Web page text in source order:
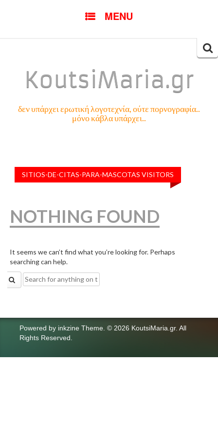
MENU
KoutsiMaria.gr
δεν υπάρχει ερωτική λογοτεχνία, ούτε πορνογραφία..
μόνο κάβλα υπάρχει..
SITIOS-DE-CITAS-PARA-MASCOTAS VISITORS
NOTHING FOUND
It seems we can’t find what you’re looking for. Perhaps
searching can help.
Search
for:
Powered by inkzine Theme © 2026 KoutsiMaria.gr. All
Rights Reserved.